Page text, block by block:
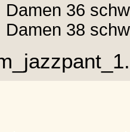
Damen 36
Damen 38